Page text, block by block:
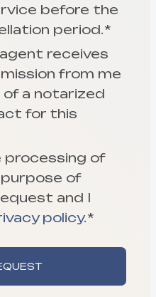
before the
period. *
receives
from me
of a notarized
for this
of
of
and I
policy. *